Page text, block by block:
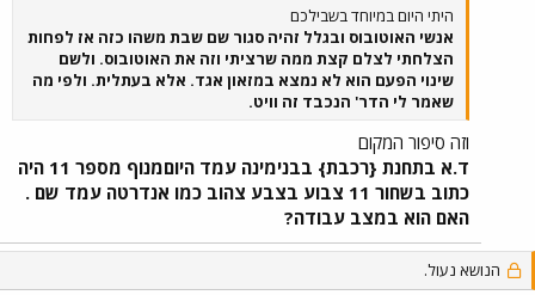
היתי היום במיוחד בשבילכם
אנשי האוטובוס ובגלל זהיה סגור שם שבת משהו כזה אז לפחות
הצלחתי לצלם קצת ממה שרציתי וזה את האוטובוס. ולשם
שינוי הפעם הוא לא נמצא במזאון אגד. אלא בעתלית. ולפי מה
שאמר לי הדר' הנכבד זה וויט.
וזה סיפור המקום
ד.א בתחנת {רכבת} בבנימינה עמד היוםמנוף מספר 11 היה
כתוב בשחור 11 צבוע בצבע צהוב כמו אנדרטה עמד שם .
האם הוא במצב עבודה?
הנושא נעול.